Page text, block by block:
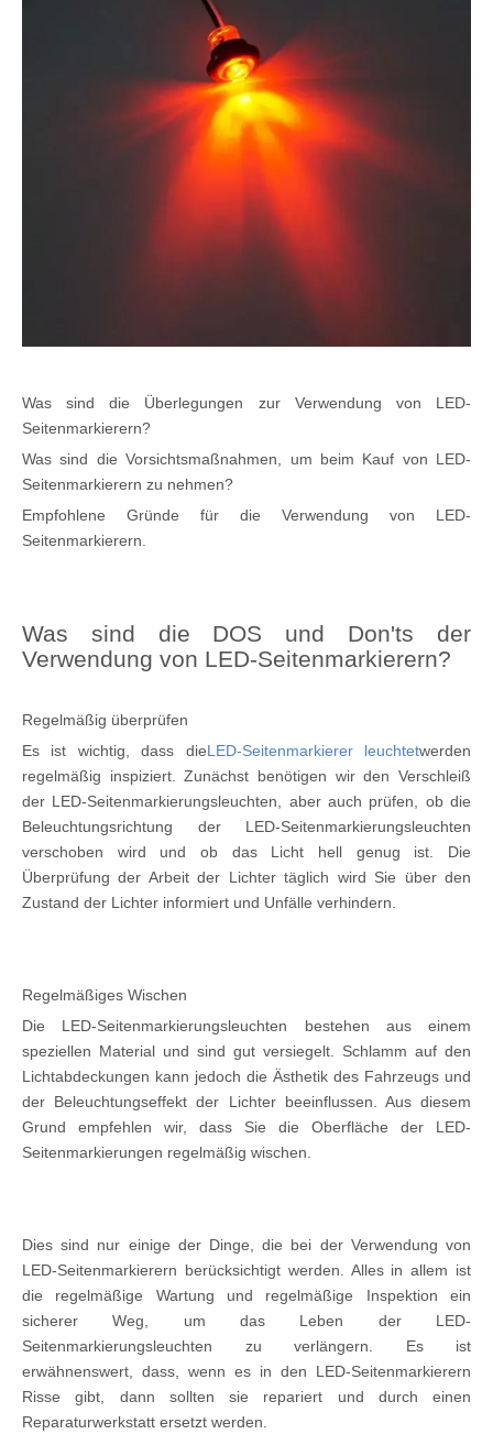
Was sind die Überlegungen zur Verwendung von LED-
Seitenmarkierern?
Was sind die Vorsichtsmaßnahmen, um beim Kauf von LED-
Seitenmarkierern zu nehmen?
Empfohlene Gründe für die Verwendung von LED-
Seitenmarkierern.
Was sind die DOS und Don'ts der
Verwendung von LED-Seitenmarkierern?
Regelmäßig überprüfen
Es ist wichtig, dass dieLED-Seitenmarkierer leuchtetwerden
regelmäßig inspiziert. Zunächst benötigen wir den Verschleiß
der LED-Seitenmarkierungsleuchten, aber auch prüfen, ob die
Beleuchtungsrichtung der LED-Seitenmarkierungsleuchten
verschoben wird und ob das Licht hell genug ist. Die
Überprüfung der Arbeit der Lichter täglich wird Sie über den
Zustand der Lichter informiert und Unfälle verhindern.
Regelmäßiges Wischen
Die LED-Seitenmarkierungsleuchten bestehen aus einem
speziellen Material und sind gut versiegelt. Schlamm auf den
Lichtabdeckungen kann jedoch die Ästhetik des Fahrzeugs und
der Beleuchtungseffekt der Lichter beeinflussen. Aus diesem
Grund empfehlen wir, dass Sie die Oberfläche der LED-
Seitenmarkierungen regelmäßig wischen.
Dies sind nur einige der Dinge, die bei der Verwendung von
LED-Seitenmarkierern berücksichtigt werden. Alles in allem ist
die regelmäßige Wartung und regelmäßige Inspektion ein
sicherer Weg, um das Leben der LED-
Seitenmarkierungsleuchten zu verlängern. Es ist
erwähnenswert, dass, wenn es in den LED-Seitenmarkierern
Risse gibt, dann sollten sie repariert und durch einen
Reparaturwerkstatt ersetzt werden.